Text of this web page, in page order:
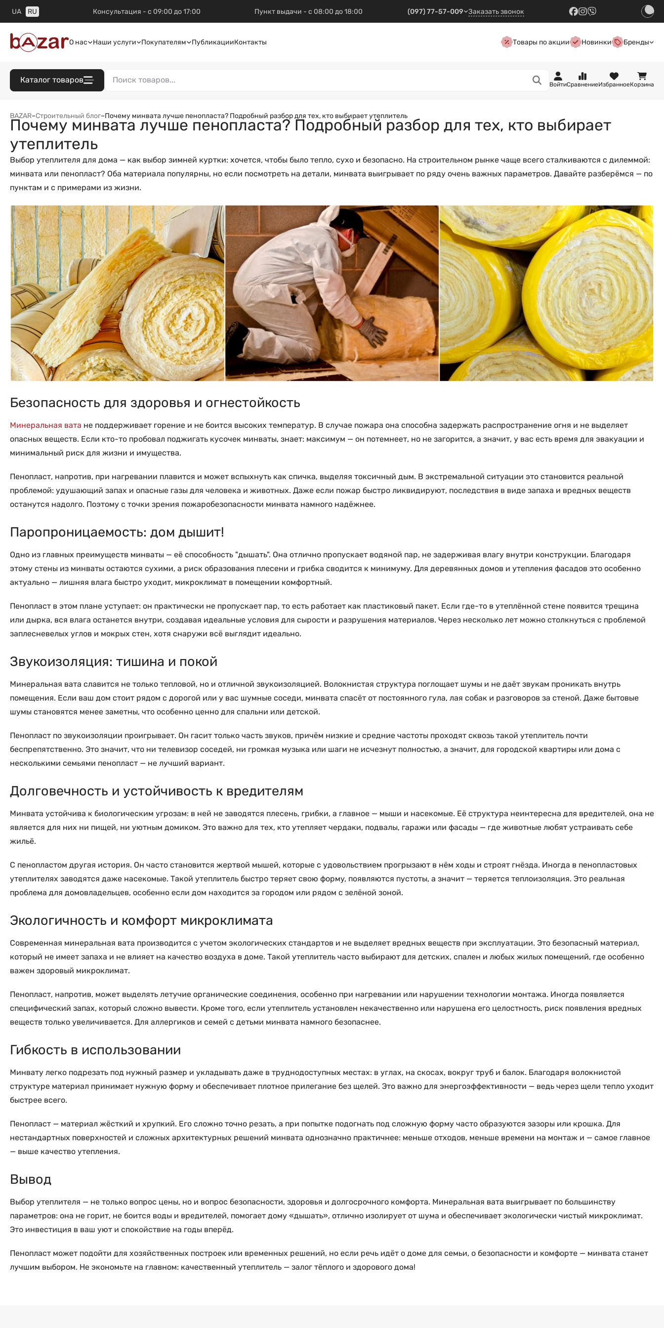
UA RU Консультация - с 09:00 до 17:00 Пункт выдачи - с 08:00 до 18:00 (097) 77-57-009 Заказать звонок
О нас Наши услуги Покупателям ПубликацииКонтакты Товары по акции Новинки Бренды
Каталог товаров
ВойтиСравнениеИзбранноеКорзина
BAZAR–Строительный блог–Почему минвата лучше пенопласта? Подробный разбор для тех, кто выбирает утеплитель
Почему минвата лучше пенопласта? Подробный разбор для тех, кто выбирает
утеплитель
Выбор утеплителя для дома — как выбор зимней куртки: хочется, чтобы было тепло, сухо и безопасно. На строительном рынке чаще всего сталкиваются с дилеммой:
минвата или пенопласт? Оба материала популярны, но если посмотреть на детали, минвата выигрывает по ряду очень важных параметров. Давайте разберёмся — по
пунктам и с примерами из жизни.
Безопасность для здоровья и огнестойкость
Минеральная вата не поддерживает горение и не боится высоких температур. В случае пожара она способна задержать распространение огня и не выделяет
опасных веществ. Если кто-то пробовал поджигать кусочек минваты, знает: максимум — он потемнеет, но не загорится, а значит, у вас есть время для эвакуации и
минимальный риск для жизни и имущества.
Пенопласт, напротив, при нагревании плавится и может вспыхнуть как спичка, выделяя токсичный дым. В экстремальной ситуации это становится реальной
проблемой: удушающий запах и опасные газы для человека и животных. Даже если пожар быстро ликвидируют, последствия в виде запаха и вредных веществ
останутся надолго. Поэтому с точки зрения пожаробезопасности минвата намного надёжнее.
Паропроницаемость: дом дышит!
Одно из главных преимуществ минваты — её способность "дышать". Она отлично пропускает водяной пар, не задерживая влагу внутри конструкции. Благодаря
этому стены из минваты остаются сухими, а риск образования плесени и грибка сводится к минимуму. Для деревянных домов и утепления фасадов это особенно
актуально — лишняя влага быстро уходит, микроклимат в помещении комфортный.
Пенопласт в этом плане уступает: он практически не пропускает пар, то есть работает как пластиковый пакет. Если где-то в утеплённой стене появится трещина
или дырка, вся влага останется внутри, создавая идеальные условия для сырости и разрушения материалов. Через несколько лет можно столкнуться с проблемой
заплесневелых углов и мокрых стен, хотя снаружи всё выглядит идеально.
Звукоизоляция: тишина и покой
Минеральная вата славится не только тепловой, но и отличной звукоизоляцией. Волокнистая структура поглощает шумы и не даёт звукам проникать внутрь
помещения. Если ваш дом стоит рядом с дорогой или у вас шумные соседи, минвата спасёт от постоянного гула, лая собак и разговоров за стеной. Даже бытовые
шумы становятся менее заметны, что особенно ценно для спальни или детской.
Пенопласт по звукоизоляции проигрывает. Он гасит только часть звуков, причём низкие и средние частоты проходят сквозь такой утеплитель почти
беспрепятственно. Это значит, что ни телевизор соседей, ни громкая музыка или шаги не исчезнут полностью, а значит, для городской квартиры или дома с
несколькими семьями пенопласт — не лучший вариант.
Долговечность и устойчивость к вредителям
Минвата устойчива к биологическим угрозам: в ней не заводятся плесень, грибки, а главное — мыши и насекомые. Её структура неинтересна для вредителей, она не
является для них ни пищей, ни уютным домиком. Это важно для тех, кто утепляет чердаки, подвалы, гаражи или фасады — где животные любят устраивать себе
жильё.
С пенопластом другая история. Он часто становится жертвой мышей, которые с удовольствием прогрызают в нём ходы и строят гнёзда. Иногда в пенопластовых
утеплителях заводятся даже насекомые. Такой утеплитель быстро теряет свою форму, появляются пустоты, а значит — теряется теплоизоляция. Это реальная
проблема для домовладельцев, особенно если дом находится за городом или рядом с зелёной зоной.
Экологичность и комфорт микроклимата
Современная минеральная вата производится с учетом экологических стандартов и не выделяет вредных веществ при эксплуатации. Это безопасный материал,
который не имеет запаха и не влияет на качество воздуха в доме. Такой утеплитель часто выбирают для детских, спален и любых жилых помещений, где особенно
важен здоровый микроклимат.
Пенопласт, напротив, может выделять летучие органические соединения, особенно при нагревании или нарушении технологии монтажа. Иногда появляется
специфический запах, который сложно вывести. Кроме того, если утеплитель установлен некачественно или нарушена его целостность, риск появления вредных
веществ только увеличивается. Для аллергиков и семей с детьми минвата намного безопаснее.
Гибкость в использовании
Минвату легко подрезать под нужный размер и укладывать даже в труднодоступных местах: в углах, на скосах, вокруг труб и балок. Благодаря волокнистой
структуре материал принимает нужную форму и обеспечивает плотное прилегание без щелей. Это важно для энергоэффективности — ведь через щели тепло уходит
быстрее всего.
Пенопласт — материал жёсткий и хрупкий. Его сложно точно резать, а при попытке подогнать под сложную форму часто образуются зазоры или крошка. Для
нестандартных поверхностей и сложных архитектурных решений минвата однозначно практичнее: меньше отходов, меньше времени на монтаж и — самое главное
— выше качество утепления.
Вывод
Выбор утеплителя — не только вопрос цены, но и вопрос безопасности, здоровья и долгосрочного комфорта. Минеральная вата выигрывает по большинству
параметров: она не горит, не боится воды и вредителей, помогает дому «дышать», отлично изолирует от шума и обеспечивает экологически чистый микроклимат.
Это инвестиция в ваш уют и спокойствие на годы вперёд.
Пенопласт может подойти для хозяйственных построек или временных решений, но если речь идёт о доме для семьи, о безопасности и комфорте — минвата станет
лучшим выбором. Не экономьте на главном: качественный утеплитель — залог тёплого и здорового дома!